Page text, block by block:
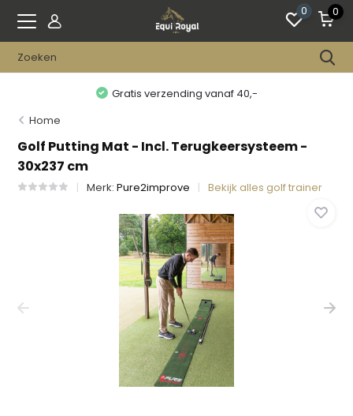
0 0
Gratis verzending vanaf 40,-
Home
Golf Putting Mat - Incl. Terugkeersysteem -
30x237 cm
Merk:Pure2improve Bekijk alles golf trainer